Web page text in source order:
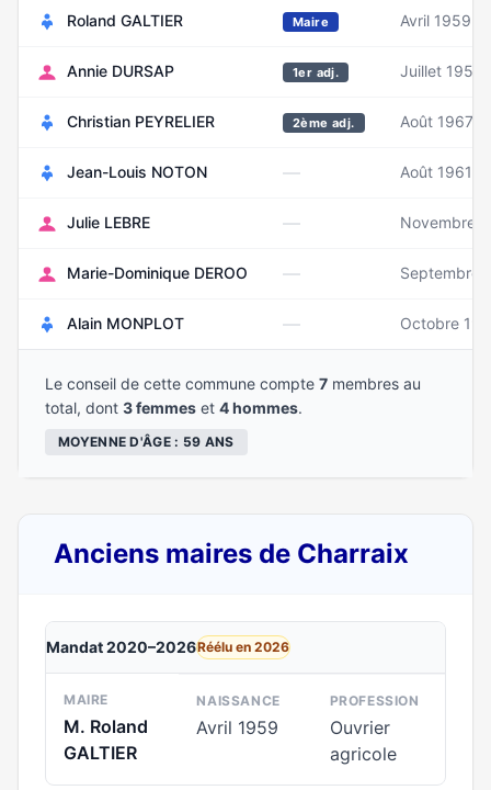
Roland GALTIER Maire Avril 1959
Annie DURSAP 1er adj. Juillet 1957
Christian PEYRELIER 2ème adj. Août 1967
Jean-Louis NOTON — Août 1961
Julie LEBRE — Novembre
Marie-Dominique DEROO — Septembre
Alain MONPLOT — Octobre
Le conseil de cette commune compte 7 membres au
total, dont 3 femmes et 4 hommes.
MOYENNE D'ÂGE : 59 ANS
Anciens maires de Charraix
Mandat 2020–2026Réélu en 2026
MAIRE
M. Roland
GALTIER
NAISSANCE
Avril 1959
PROFESSION
Ouvrier
agricole